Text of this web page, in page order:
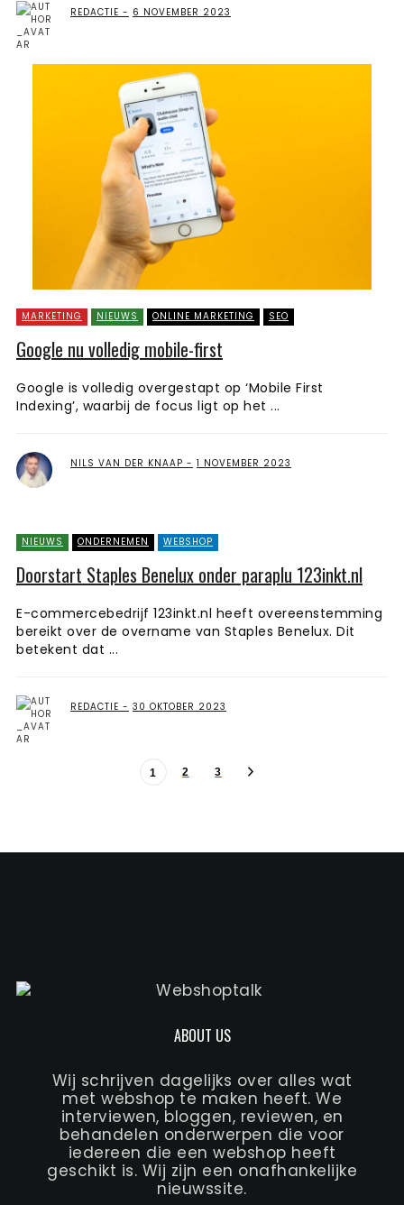
REDACTIE 6 NOVEMBER 2023
MARKETING NIEUWS ONLINE MARKETING SEO
Google nu volledig mobile-first
Google is volledig overgestapt op ‘Mobile First
Indexing’, waarbij de focus ligt op het ...
NILS VAN DER KNAAP 1 NOVEMBER 2023
NIEUWS ONDERNEMEN WEBSHOP
Doorstart Staples Benelux onder paraplu 123inkt.nl
E-commercebedrijf 123inkt.nl heeft overeenstemming
bereikt over de overname van Staples Benelux. Dit
betekent dat ...
REDACTIE 30 OKTOBER 2023
1 2 3
ABOUT US
Wij schrijven dagelijks over alles wat
met webshop te maken heeft. We
interviewen, bloggen, reviewen, en
behandelen onderwerpen die voor
iedereen die een webshop heeft
geschikt is. Wij zijn een onafhankelijke
nieuwssite.